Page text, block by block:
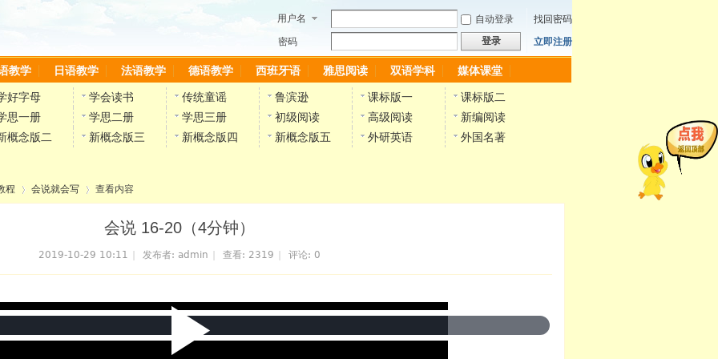
用户名 自动登录
找回密码
密码
登录 立即注册
教学 日语教学 法语教学 德语教学 西班牙语 雅思阅读 双语学科 媒体课堂
好字母 学会读书 传统童谣 鲁滨逊 课标版一
课标版二
思一册
学思二册 学思三册 初级阅读 高级阅读
新编阅读
概念版二
新概念版三 新概念版四 新概念版五 外研英语 外国名著
程 会说就会写
›
查看内容
会说 16-20（4分钟）
2019-10-29 10:11 发布者: admin 查看: 2319 评论: 0